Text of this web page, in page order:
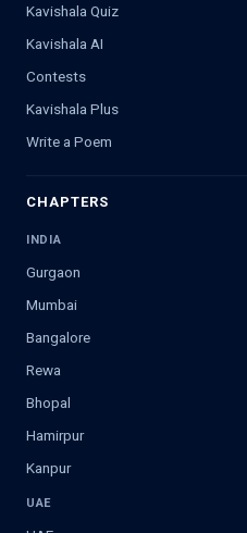
Kavishala Quiz
Kavishala AI
Contests
Kavishala Plus
Write a Poem
CHAPTERS
INDIA
Gurgaon
Mumbai
Bangalore
Rewa
Bhopal
Hamirpur
Kanpur
UAE